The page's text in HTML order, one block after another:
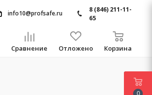
info10@profsafe.ru
8 (846) 211-11-
65
Сравнение Отложено Корзина
0